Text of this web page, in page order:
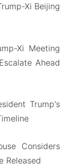
Xi Beijing
Xi Meeting
Ahead
Trump's
Considers
Released